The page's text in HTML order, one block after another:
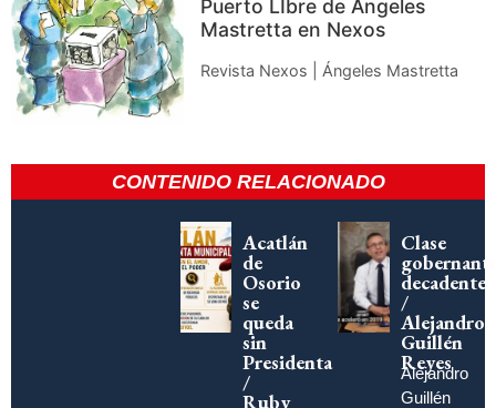
Puerto LIbre de Ángeles
Mastretta en Nexos
Revista Nexos | Ángeles Mastretta
CONTENIDO RELACIONADO
Acatlán
de
Osorio
se
queda
sin
Presidenta
/
Ruby
Clase
decadente
/
Alejandro
Guillén
Reyes
Alejandro
Guillén